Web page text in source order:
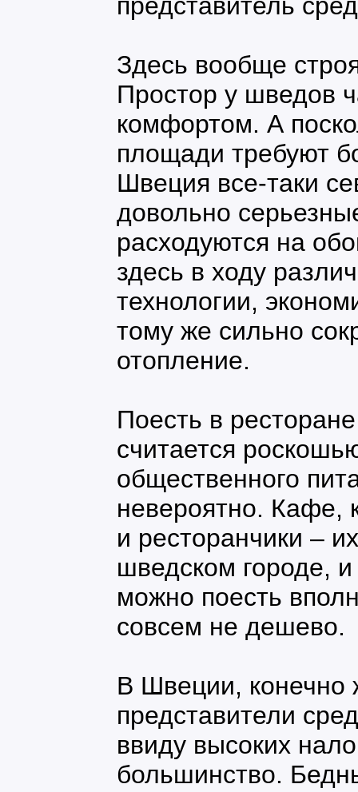
Здесь вообще
Простор у шведов
комфортом. А
площади требуют
Швеция все-таки
довольно
расходуются на
здесь в ходу
технологии,
тому же сильно
отопление.
Поесть в
считается
общественного
невероятно. Кафе,
и ресторанчики –
шведском городе,
можно поесть
совсем не дешево.
В Швеции, конечно
представители
ввиду высоких
большинство.